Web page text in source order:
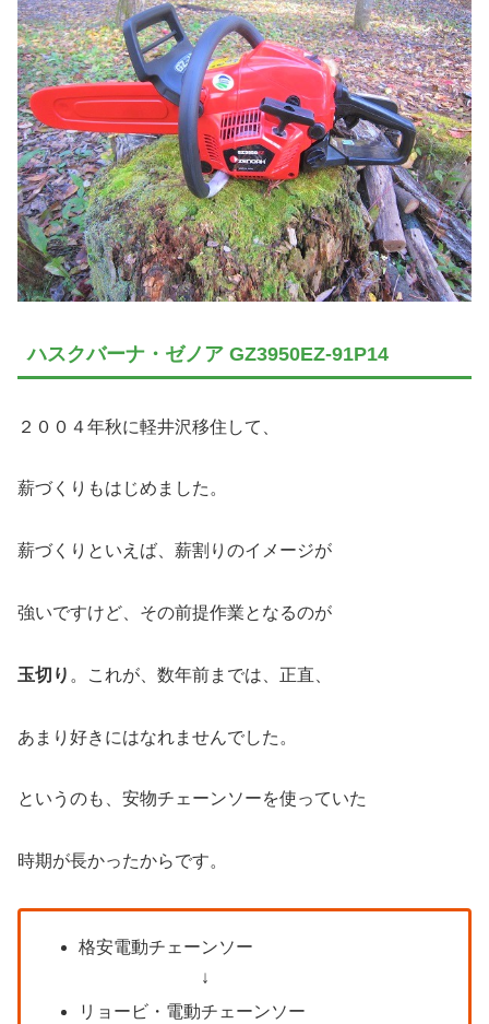
ハスクバーナ・ゼノア GZ3950EZ-91P14
２００４年秋に軽井沢移住して、
薪づくりもはじめました。
薪づくりといえば、薪割りのイメージが
強いですけど、その前提作業となるのが
玉切り 。これが、数年前までは、正直、
あまり好きにはなれませんでした。
というのも、安物チェーンソーを使っていた
時期が長かったからです。
格安電動チェーンソー
↓
リョービ・電動チェーンソー